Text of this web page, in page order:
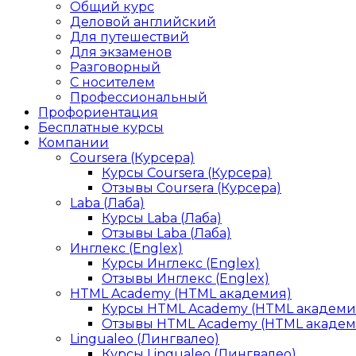
Общий курс
Деловой английский
Для путешествий
Для экзаменов
Разговорный
С носителем
Профессиональный
Профориентация
Бесплатные курсы
Компании
Coursera (Курсера)
Курсы Coursera (Курсера)
Отзывы Coursera (Курсера)
Laba (Лаба)
Курсы Laba (Лаба)
Отзывы Laba (Лаба)
Инглекс (Englex)
Курсы Инглекс (Englex)
Отзывы Инглекс (Englex)
HTML Academy (HTML академия)
Курсы HTML Academy (HTML
Отзывы HTML Academy (HTML
Lingualeo (Лингвалео)